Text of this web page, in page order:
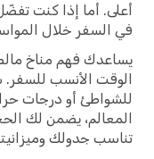
أعلى. أما إذا كنت
في السفر خلال
يساعدك فهم مناخ
الوقت الأنسب
للشواطئ أو درجات
تناسب جدولك